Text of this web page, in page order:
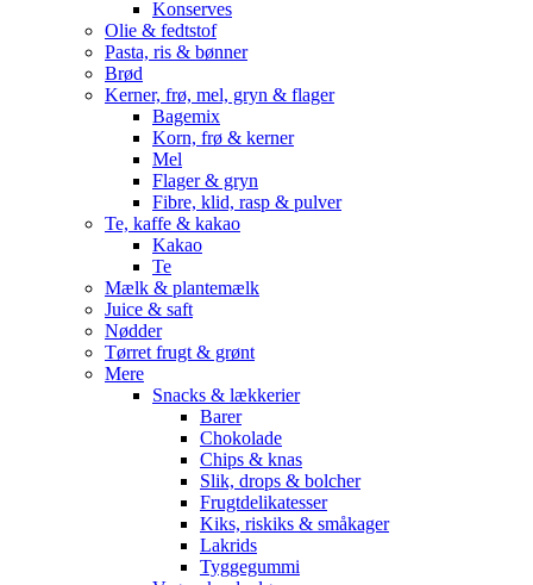
Konserves
Olie & fedtstof
Pasta, ris & bønner
Brød
Kerner, frø, mel, gryn & flager
Bagemix
Korn, frø & kerner
Mel
Flager & gryn
Fibre, klid, rasp & pulver
Te, kaffe & kakao
Kakao
Te
Mælk & plantemælk
Juice & saft
Nødder
Tørret frugt & grønt
Mere
Snacks & lækkerier
Barer
Chokolade
Chips & knas
Slik, drops & bolcher
Frugtdelikatesser
Kiks, riskiks & småkager
Lakrids
Tyggegummi